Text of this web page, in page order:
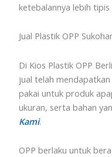
ketebalannya lebih
Jual Plastik OPP
Di Kios Plastik OPP
jual telah
pakai untuk produk
ukuran, serta bahan
Kami.
OPP berlaku untuk